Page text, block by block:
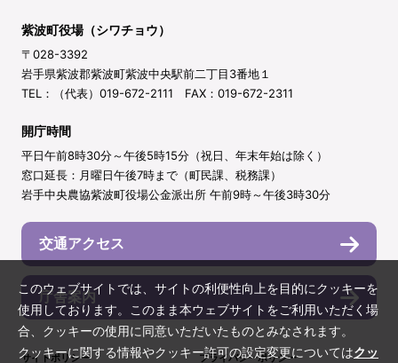
紫波町役場（シワチョウ）
〒028-3392
岩手県紫波郡紫波町紫波中央駅前二丁目3番地１
TEL：（代表）019-672-2111 FAX：019-672-2311
開庁時間
平日午前8時30分～午後5時15分（祝日、年末年始は除く）
窓口延長：月曜日午後7時まで（町民課、税務課）
岩手中央農協紫波町役場公金派出所 午前9時～午後3時30分
交通アクセス
庁舎案内
サイトポリシー プライバシーポリシー
このウェブサイトでは、サイトの利便性向上を目的にクッキーを
使用しております。このまま本ウェブサイトをご利用いただく場
合、クッキーの使用に同意いただいたものとみなされます。
クッキーに関する情報やクッキー許可の設定変更についてはクッ